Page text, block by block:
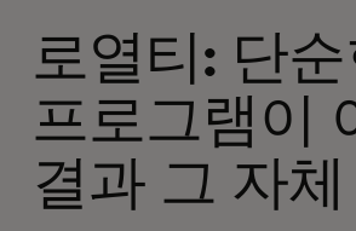
로열티: 단
프로그램이
결과 그 자체